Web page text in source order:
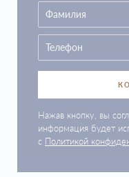
Нажав кнопку, вы
информация будет
с Политикой